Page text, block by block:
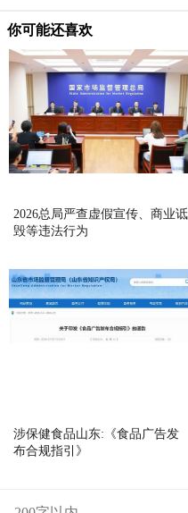
你可能还喜欢
2026总局严查虚假宣传、商业诋
毁等违法行为
涉保健食品山东:《食品广告发
布合规指引》